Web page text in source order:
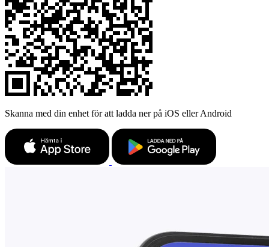
Skanna med din enhet för att ladda ner på iOS eller Android